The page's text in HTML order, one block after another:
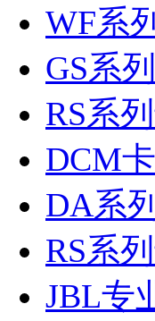
WF系
GS系
RS系
DCM
DA系
RS系
JBL专